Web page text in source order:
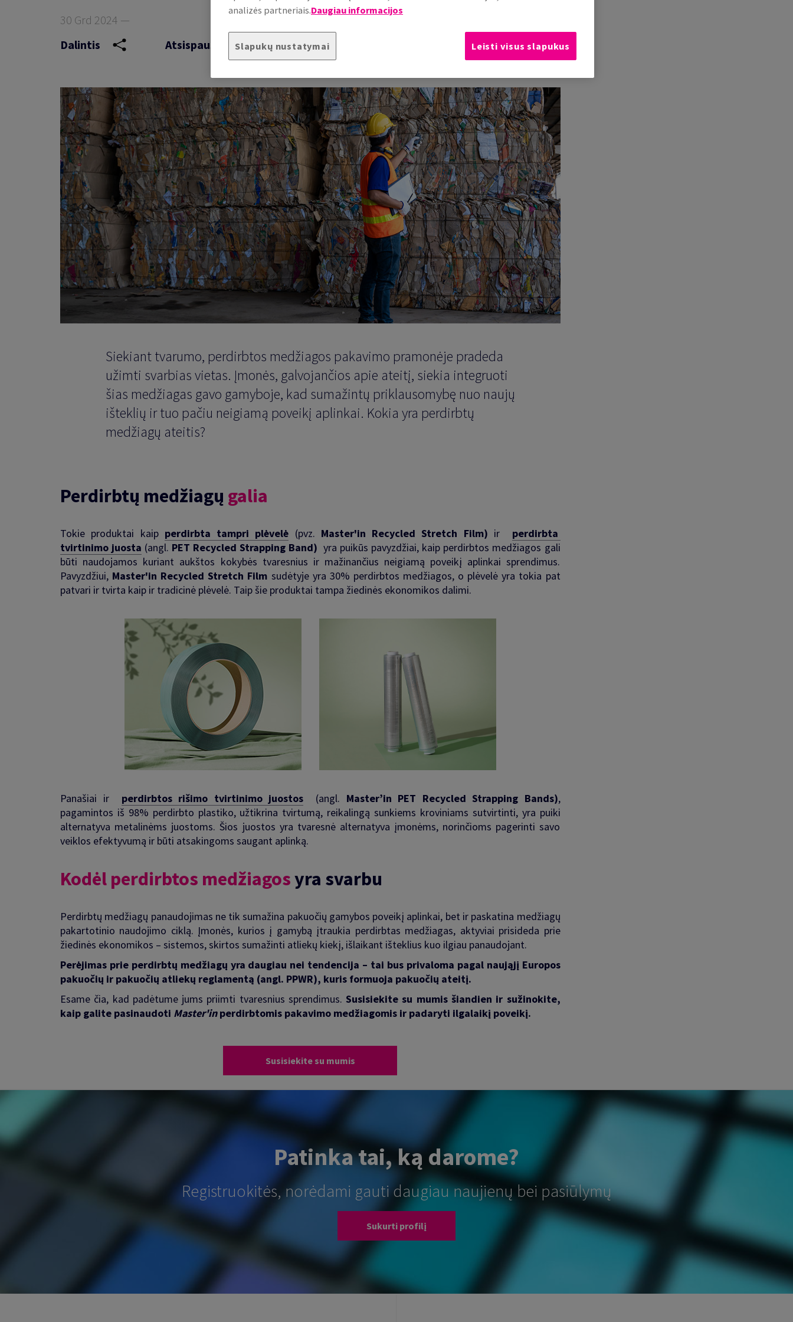
30 Grd 2024 —
Dalintis
Atsispausdinti
Siekiant tvarumo, perdirbtos medžiagos pakavimo pramonėje pradeda
užimti svarbias vietas. Įmonės, galvojančios apie ateitį, siekia integruoti
šias medžiagas gavo gamyboje, kad sumažintų priklausomybę nuo naujų
išteklių ir tuo pačiu neigiamą poveikį aplinkai. Kokia yra perdirbtų
medžiagų ateitis?
Perdirbtų medžiagų galia
Tokie produktai kaip perdirbta tampri plėvelė (pvz. Master'in Recycled Stretch Film) ir perdirbta
tvirtinimo juosta (angl. PET Recycled Strapping Band) yra puikūs pavyzdžiai, kaip perdirbtos medžiagos gali
būti naudojamos kuriant aukštos kokybės tvaresnius ir mažinančius neigiamą poveikį aplinkai sprendimus.
Pavyzdžiui, Master'in Recycled Stretch Film sudėtyje yra 30% perdirbtos medžiagos, o plėvelė yra tokia pat
patvari ir tvirta kaip ir tradicinė plėvelė. Taip šie produktai tampa žiedinės ekonomikos dalimi.
Panašiai ir perdirbtos rišimo tvirtinimo juostos (angl. Master’in PET Recycled Strapping Bands),
pagamintos iš 98% perdirbto plastiko, užtikrina tvirtumą, reikalingą sunkiems kroviniams sutvirtinti, yra puiki
alternatyva metalinėms juostoms. Šios juostos yra tvaresnė alternatyva įmonėms, norinčioms pagerinti savo
veiklos efektyvumą ir būti atsakingoms saugant aplinką.
Kodėl perdirbtos medžiagosyra svarbu
Perdirbtų medžiagų panaudojimas ne tik sumažina pakuočių gamybos poveikį aplinkai, bet ir paskatina medžiagų
pakartotinio naudojimo ciklą. Įmonės, kurios į gamybą įtraukia perdirbtas medžiagas, aktyviai prisideda prie
žiedinės ekonomikos – sistemos, skirtos sumažinti atliekų kiekį, išlaikant išteklius kuo ilgiau panaudojant.
Perėjimas prie perdirbtų medžiagų yra daugiau nei tendencija – tai bus privaloma pagal naująjį Europos
pakuočių ir pakuočių atliekų reglamentą (angl. PPWR), kuris formuoja pakuočių ateitį.
Esame čia, kad padėtume jums priimti tvaresnius sprendimus. Susisiekite su mumis šiandien ir sužinokite,
kaip galite pasinaudoti Master'inperdirbtomis pakavimo medžiagomis ir padaryti ilgalaikį poveikį.
Susisiekite su mumis
Patinka tai, ką darome?
Registruokitės, norėdami gauti daugiau naujienų bei pasiūlymų
Sukurti profilį
analizės partneriais.Daugiau informacijos
Slapukų nustatymai Leisti visus slapukus